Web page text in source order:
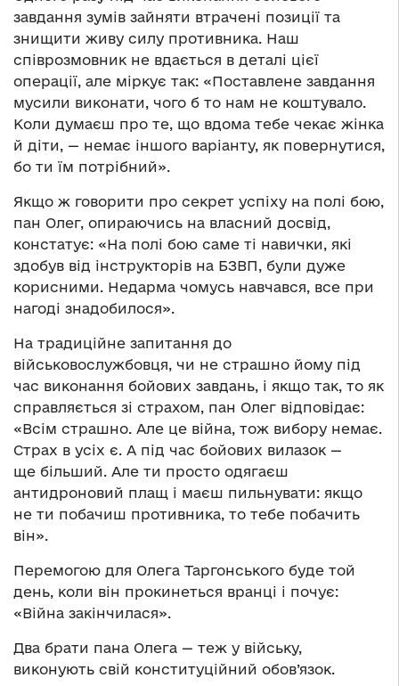
завдання зумів зайняти втрачені позиції та
знищити живу силу противника. Наш
співрозмовник не вдається в деталі цієї
операції, але міркує так: «Поставлене завдання
мусили виконати, чого б то нам не коштувало.
Коли думаєш про те, що вдома тебе чекає жінка
й діти, — немає іншого варіанту, як повернутися,
бо ти їм потрібний».
Якщо ж говорити про секрет успіху на полі бою,
пан Олег, опираючись на власний досвід,
констатує: «На полі бою саме ті навички, які
здобув від інструкторів на БЗВП, були дуже
корисними. Недарма чомусь навчався, все при
нагоді знадобилося».
На традиційне запитання до
військовослужбовця, чи не страшно йому під
час виконання бойових завдань, і якщо так, то як
справляється зі страхом, пан Олег відповідає:
«Всім страшно. Але це війна, тож вибору немає.
Страх в усіх є. А під час бойових вилазок —
ще більший. Але ти просто одягаєш
антидроновий плащ і маєш пильнувати: якщо
не ти побачиш противника, то тебе побачить
він».
Перемогою для Олега Таргонського буде той
день, коли він прокинеться вранці і почує:
«Війна закінчилася».
Два брати пана Олега — теж у війську,
виконують свій конституційний обов’язок.